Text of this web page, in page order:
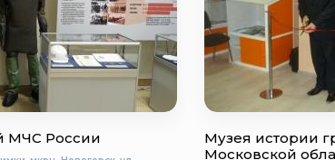
МЧС России
Музея истории
Московской